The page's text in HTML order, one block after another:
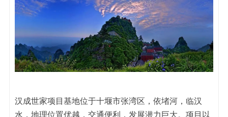
汉成世家项目基地位于十堰市张湾区，依堵河，临汉
水，地理位置优越，交通便利，发展潜力巨大。项目以